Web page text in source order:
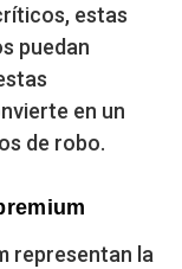
estas
puedan
en un
de robo.
representan la